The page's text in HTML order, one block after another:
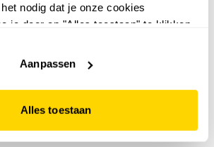
nodig dat je onze cookies
je door op "Alles toestaan" te klikken.
functioneert.
Aanpassen
Alles toestaan